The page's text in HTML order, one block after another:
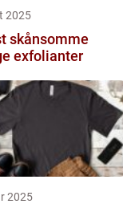
2025
skånsomme
exfolianter
2025